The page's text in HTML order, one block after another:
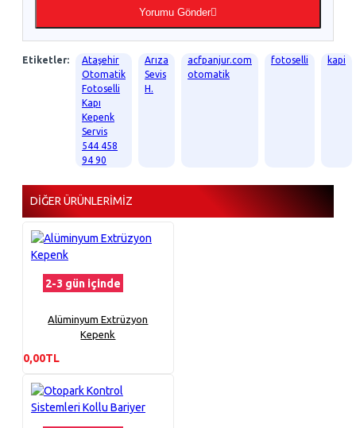
Yorumu Gönder
Etiketler:
Ataşehir
Otomatik
Fotoselli
Kapı
Kepenk
Servis
544 458
94 90
Arıza
Sevis
H.
acfpanjur.com
otomatik
fotoselli kapi
DIĞER ÜRÜNLERIMIZ
2-3 gün içinde
Alüminyum Extrüzyon
Kepenk
0,00TL